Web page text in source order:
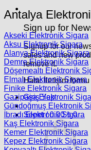
Sign up for
Signup for our
sales and new
remove it.
Hata:İletişim formu
Giriş Yap
Sepet /0.00₺ 0
Antalya
Akseki Elektronik Sigara
Aksu Elektronik Sigara
Alanya Elektronik Sigara
Demre Elektronik Sigara
Döşemealtı Elektronik
Elmalı Elektronik Sigara
Finike Elektronik Sigara
Gazipaşa Elektronik
Gündoğmuş Elektronik
İbradı Elektronik Sigara
Kaş Elektronik Sigara
Kemer Elektronik Sigara
Kepez Elektronik Sigara